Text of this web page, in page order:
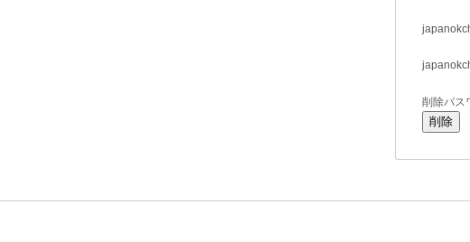
削除パス